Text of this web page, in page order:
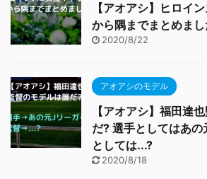
【アオアシ】ヒロイ
から隅までまとめま
2020/8/22
アオアシのモデル
【アオアシ】福田達
だ? 選手としてはあ
としては...?
2020/8/18